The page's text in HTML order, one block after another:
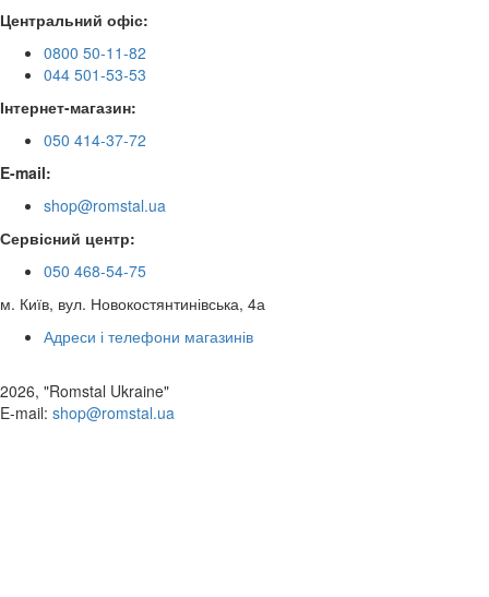
Центральний офіс:
0800 50-11-82
044 501-53-53
Інтернет-магазин:
050 414-37-72
E-mail:
shop@romstal.ua
Сервісний центр:
050 468-54-75
м. Київ, вул. Новокостянтинівська, 4а
Адреси і телефони магазинів
2026, "Romstal Ukraine"
​E-mail: shop@romstal.ua